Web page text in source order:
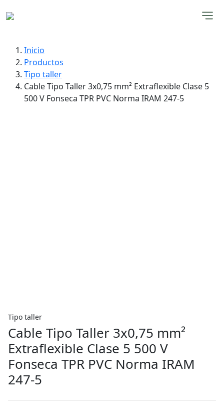
Inicio
Productos
Tipo taller
Cable Tipo Taller 3x0,75 mm² Extraflexible Clase 5
500 V Fonseca TPR PVC Norma IRAM 247-5
Tipo taller
Cable Tipo Taller 3x0,75 mm²
Extraflexible Clase 5 500 V
Fonseca TPR PVC Norma IRAM
247-5